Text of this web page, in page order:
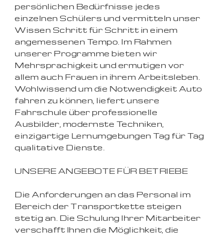
persönlichen Bedürfnisse jedes
einzelnen Schülers und vermitteln unser
Wissen Schritt für Schritt in einem
angemessenen Tempo. Im Rahmen
unserer Programme bieten wir
Mehrsprachigkeit und ermutigen vor
allem auch Frauen in ihrem Arbeitsleben.
Wohlwissend um die Notwendigkeit Auto
fahren zu können, liefert unsere
Fahrschule über professionelle
Ausbilder, modernste Techniken,
einzigartige Lernumgebungen Tag für Tag
qualitative Dienste.
UNSERE ANGEBOTE FÜR BETRIEBE
Die Anforderungen an das Personal im
Bereich der Transportkette steigen
stetig an. Die Schulung Ihrer Mitarbeiter
verschafft Ihnen die Möglichkeit, die